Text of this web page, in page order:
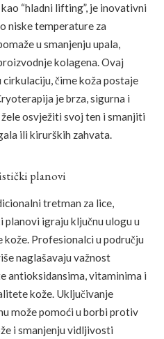
“hladni lifting”, je inovativni
niske temperature za
u smanjenju upala,
kolagena. Ovaj
čime koža postaje
je brza, sigurna i
osvježiti svoj ten i smanjiti
ili kirurških zahvata.
planovi
tretman za lice,
igraju ključnu ulogu u
Profesionalci u području
naglašavaju važnost
antioksidansima, vitaminima i
kože. Uključivanje
može pomoći u borbi protiv
i smanjenju vidljivosti